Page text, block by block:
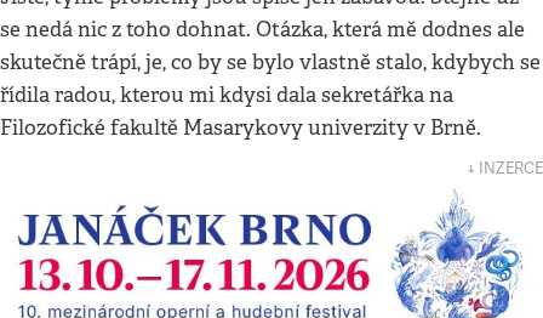
se nedá nic z toho dohnat. Otázka, která mě dodnes ale
skutečně trápí, je, co by se bylo vlastně stalo, kdybych se
řídila radou, kterou mi kdysi dala sekretářka na
Filozofické fakultě Masarykovy univerzity v Brně.
↓ INZERCE